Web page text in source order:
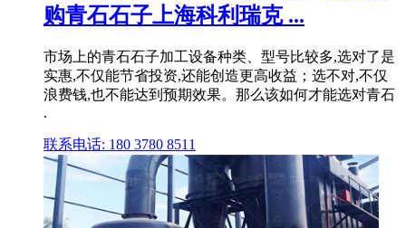
购青石石子上海科利瑞克 ...
市场上的青石石子加工设备种类、型号比较多,选对了是
实惠,不仅能节省投资,还能创造更高收益；选不对,不仅
浪费钱,也不能达到预期效果。那么该如何才能选对青石
.
联系电话: 180 3780 8511